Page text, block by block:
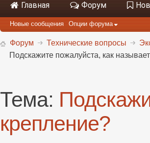
Главная Форум
Новые сообщения Опции форума
Форум Технические вопросы
Подскажите пожалуйста, как
Тема:
крепление?